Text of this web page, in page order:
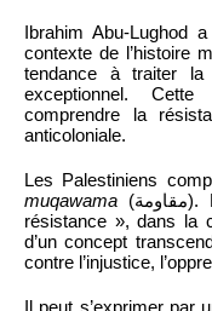
Ibrahim Abu-Lughod
contexte de l’histoire
tendance à traiter
exceptionnel.
comprendre la
anticoloniale.
Les Palestiniens
muqawama (مقاومة). Bien que ce mot se traduise par «
résistance », dans la
d’un concept
contre l’injustice,
Il peut s’exprimer par